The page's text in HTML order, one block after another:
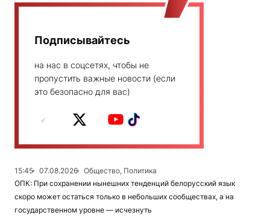
Подписывайтесь
на нас в соцсетях, чтобы не
пропустить важные новости (если
это безопасно для вас)
15:45 07.08.2026
Общество, Политика
ОПК: При сохранении нынешних тенденций белорусский язык
скоро может остаться только в небольших сообществах, а на
государственном уровне — исчезнуть